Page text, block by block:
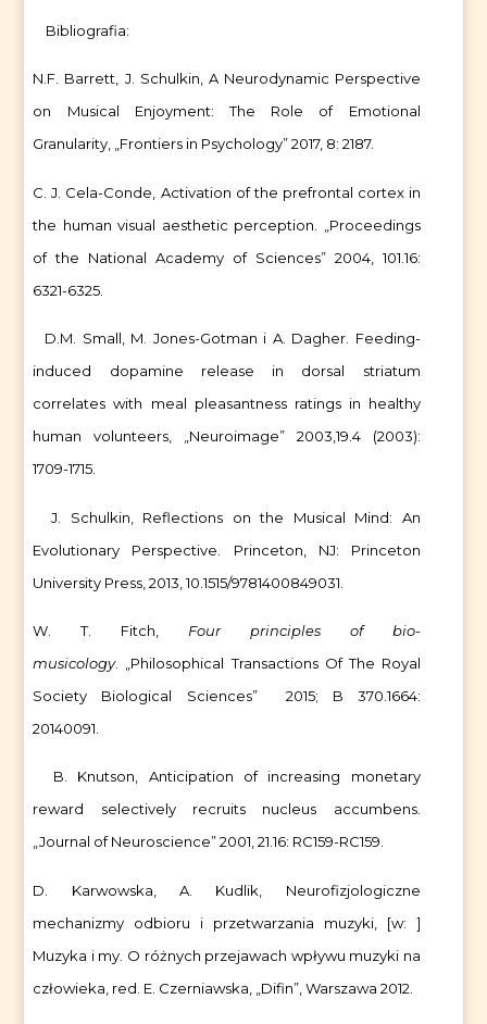
Bibliografia:
N.F. Barrett, J. Schulkin, A Neurodynamic Perspective
on Musical Enjoyment: The Role of Emotional
Granularity, „Frontiers in Psychology” 2017, 8: 2187.
C. J. Cela-Conde, Activation of the prefrontal cortex in
the human visual aesthetic perception. „Proceedings
of the National Academy of Sciences” 2004, 101.16:
6321-6325.
D.M. Small, M. Jones-Gotman i A. Dagher. Feeding-
induced dopamine release in dorsal striatum
correlates with meal pleasantness ratings in healthy
human volunteers, „Neuroimage” 2003,19.4 (2003):
1709-1715.
J. Schulkin, Reflections on the Musical Mind: An
Evolutionary Perspective. Princeton, NJ: Princeton
University Press, 2013, 10.1515/9781400849031.
W. T. Fitch, Four principles of bio-
musicology. „Philosophical Transactions Of The Royal
Society Biological Sciences” 2015; B 370.1664:
20140091.
B. Knutson, Anticipation of increasing monetary
reward selectively recruits nucleus accumbens.
„Journal of Neuroscience” 2001, 21.16: RC159-RC159.
D. Karwowska, A. Kudlik, Neurofizjologiczne
mechanizmy odbioru i przetwarzania muzyki, [w: ]
Muzyka i my. O różnych przejawach wpływu muzyki na
człowieka, red. E. Czerniawska, „Difin”, Warszawa 2012.